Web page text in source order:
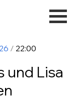
/ 22:00
und Lisa